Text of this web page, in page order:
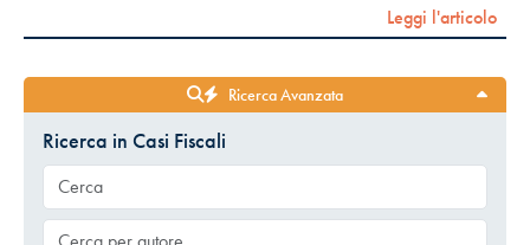
Leggi l'articolo
Ricerca Avanzata
Ricerca in Casi Fiscali